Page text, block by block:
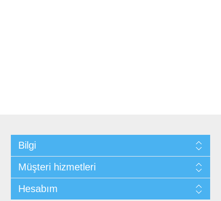
Bilgi
Müşteri hizmetleri
Hesabım